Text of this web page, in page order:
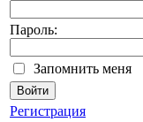
Пароль:
Запомнить меня
Регистрация